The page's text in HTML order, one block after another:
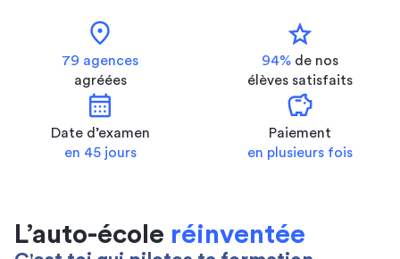
location_on
79 agences
agréées
star
94% de nos
élèves satisfaits
calendar_month
Date d’examen
en 45 jours
savings
Paiement
en plusieurs fois
L’auto-école réinventée